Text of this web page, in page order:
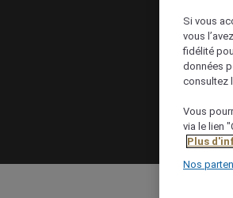
Si vous
vous
fidélité
données
consultez
Vous
via le lien
Plus
Nos